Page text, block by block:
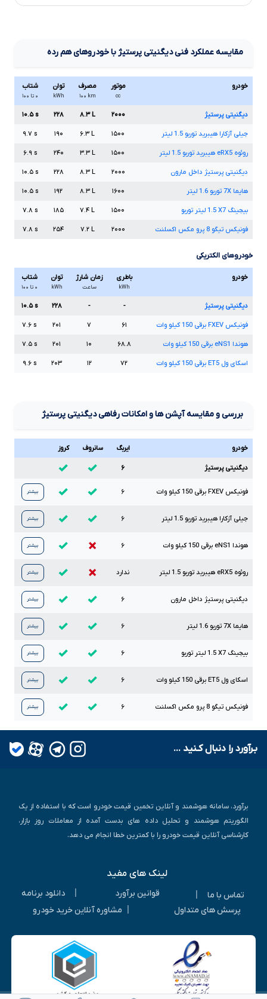
مقایسه عملکرد فنیدیگنیتی پرستیژ با خودروهای هم رده
خودرو موتور
cc
مصرف
km ۱۰۰
توان
kWh
شتاب
۰ تا ۱۰۰
دیگنیتی پرستیژ ۲۰۰۰ L ۸.۳ ۲۲۸ s ۱۰.۵
جیلی آزکارا هیبرید توربو 1.5 لیتر ۱۵۰۰ L ۶.۳ ۱۹۰ s ۹.۷
روئوه eRX5 هیبرید توربو 1.5 لیتر ۱۵۰۰ L ۳.۳ ۲۴۰ s ۶.۹
دیگنیتی پرستیژ داخل مارون ۲۰۰۰ L ۸.۳ ۲۲۸ s ۱۰.۵
هایما 7X توربو 1.6 لیتر ۱۶۰۰ L ۸.۳ ۱۹۲ s ۱۰.۵
بیجینگ X7
1.5 لیتر توربو ۱۵۰۰ L ۷.۴ ۱۸۵ s ۷.۸
فونیکس تیگو 8 پرو مکس اکسلنت ۲۰۰۰ L ۷.۲ ۲۵۴ s ۷.۸
خودروهای الکتریکی
خودرو باطری
kWh
زمان شارژ
ساعت
توان
kWh
شتاب
۰ تا ۱۰۰
دیگنیتی پرستیژ -
- ۲۲۸ s ۱۰.۵
فونیکس FXEV برقی 150کیلو وات ۶۱ ۷ ۲۰۱ s ۷.۶
هوندا eNS1 برقی 150کیلو وات ۶۸.۸ ۱۰ ۲۰۱ s ۷.۵
اسکای ول ET5 برقی 150کیلو وات ۷۲ ۱۲ ۲۰۳ s ۹.۶
بررسی و مقایسه آپشن ها و امکانات رفاهی دیگنیتی پرستیژ
خودرو ایربگ سانروف کروز
دیگنیتی پرستیژ ۶
فونیکس FXEV برقی 150کیلو وات ۶ بیشتر
جیلی آزکارا هیبرید توربو 1.5 لیتر ۶ بیشتر
هوندا eNS1 برقی 150کیلو وات ۶ بیشتر
روئوه eRX5 هیبرید توربو 1.5 لیتر ندارد بیشتر
دیگنیتی پرستیژ داخل مارون ۶ بیشتر
هایما 7X توربو 1.6 لیتر ۶ بیشتر
بیجینگ X7
1.5 لیتر توربو ۶ بیشتر
اسکای ول ET5 برقی 150کیلو وات ۶ بیشتر
فونیکس تیگو 8 پرو مکس اکسلنت ۶ بیشتر
بـرآورد را دنبال کـنید ...
برآورد، سامانه هوشمند و آنلاین تخمین قیمت خودرو است که با استفاده از یک
الگوریتم هوشمند و تحلیل داده های بدست آمده از معاملات روز بازار،
کارشناسی آنلاین قیمت خودرو را با کمترین خطا انجام می دهد.
لینک های مفید
تماس با ما قوانین برآورد
دانلود برنامه
پرسش های متداول
مشاوره آنلاین خرید خودرو